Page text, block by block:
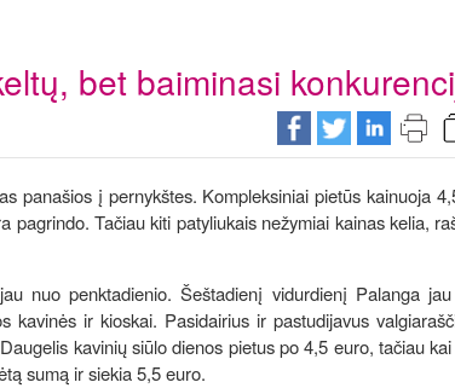
bet baiminasi
panašios į pernykštes. Kompleksiniai pietūs kainuoja
pagrindo. Tačiau kiti patyliukais nežymiai kainas kelia,
nuo penktadienio. Šeštadienį vidurdienį Palanga
kavinės ir kioskai. Pasidairius ir pastudijavus
kavinių siūlo dienos pietus po 4,5 euro, tačiau
sumą ir siekia 5,5 euro.